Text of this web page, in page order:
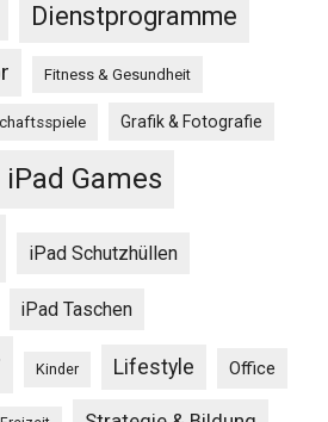
Dienstprogramme
Fitness & Gesundheit
Grafik & Fotografie
iPad Games
iPad Schutzhüllen
iPad Taschen
Kinder Lifestyle Office